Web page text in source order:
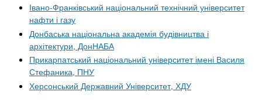
Івано-Франківський національний технічний університет
нафти і газу
Донбаська національна академія будівництва і
архітектури, ДонНАБА
Прикарпатський національний університет імені Василя
Стефаника, ПНУ
Херсонський Державний Університет, ХДУ